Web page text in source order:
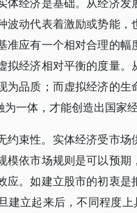
动代表着激励或势能
应有一个相对合理的幅
经济相对平衡的度量
品质；而虚拟经济的生
一体，才能创造出国家经
束性。实体经济受市
依市场规则是可以预
。如建立股市的初衷是
立起来后，不同程度上